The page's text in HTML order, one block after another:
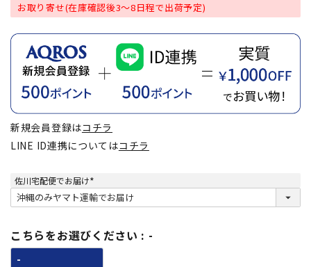
お取り寄せ(在庫確認後3～8日程で出荷予定)
新規会員登録はコチラ
LINE ID連携についてはコチラ
佐川宅配便でお届け
(
必
須
こちらをお選びください -
-